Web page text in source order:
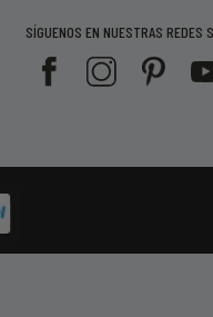
SÍGUENOS EN NUESTRAS REDES